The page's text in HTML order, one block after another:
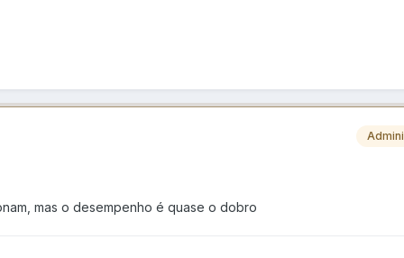
mas o desempenho é quase o dobro